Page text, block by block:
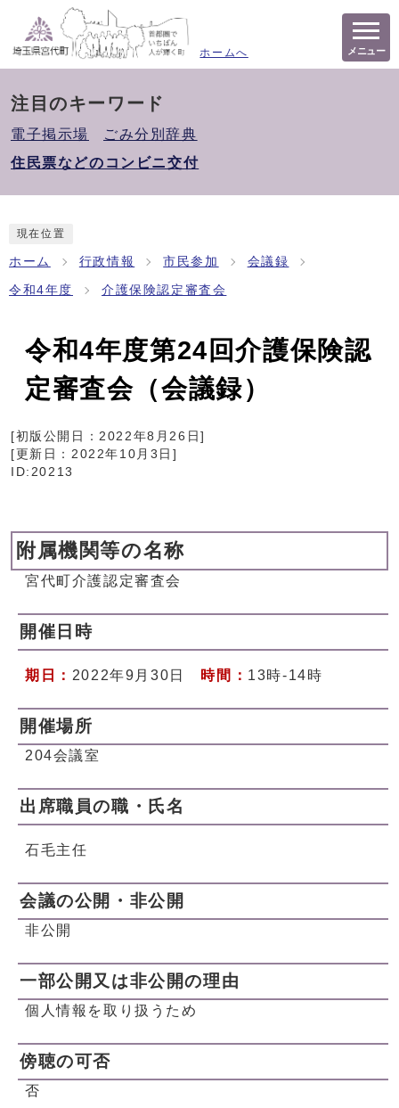
ホームへ メニュー
注目のキーワード
電子掲示場
ごみ分別辞典
住民票などのコンビニ交付
現在位置
ホーム 行政情報 市民参加 会議録
令和4年度 介護保険認定審査会
令和4年度第24回介護保険認
定審査会（会議録）
[初版公開日：2022年8月26日]
[更新日： 2022年10月3日 ]
ID:20213
附属機関等の名称
宮代町介護認定審査会
開催日時
期日： 2022年9月30日 時間： 13時-14時
開催場所
204会議室
出席職員の職・氏名
石毛主任
会議の公開・非公開
非公開
一部公開又は非公開の理由
個人情報を取り扱うため
傍聴の可否
否